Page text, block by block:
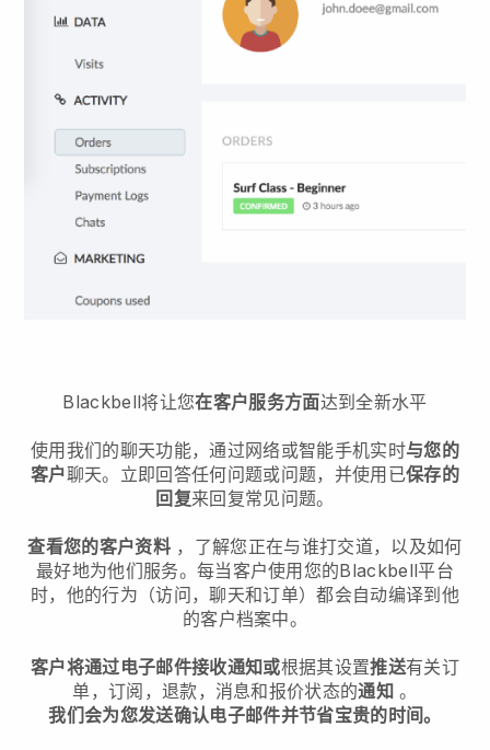
Blackbell将让您在客户服务方面达到全新水平
使用我们的聊天功能，通过网络或智能手机实时与您的
客户聊天。立即回答任何问题或问题，并使用已保存的
回复来回复常见问题。
查看您的客户资料 ，了解您正在与谁打交道，以及如何
最好地为他们服务。每当客户使用您的Blackbell平台
时，他的行为（访问，聊天和订单）都会自动编译到他
的客户档案中。
客户将通过电子邮件接收通知或根据其设置推送有关订
单，订阅，退款，消息和报价状态的通知 。
我们会为您发送确认电子邮件并节省宝贵的时间。